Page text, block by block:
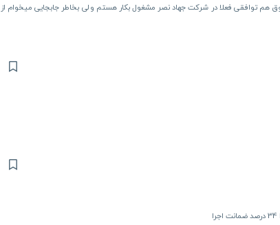
هستم سابقه کار ۱۵سال بیمه الزامی حقوق هم توافقی فعلا در شرکت جهاد نصر مشغول بکار هستم ولی بخاطر جابجایی میخوام از